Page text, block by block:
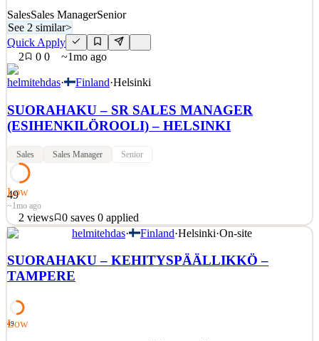
SalesSales ManagerSenior
See 2 similar>
Quick Apply
2
0 0 ~1mo ago
helmitehdas· Finland·Helsinki
SUORAHAKU – SR SALES MANAGER
(ESIHENKILÖROOLI) – HELSINKI
Sales Sales Manager Senior
49
Low
~1mo ago
2 views 0 saves 0 applied
SUORAHAKU – SR SALES MANAGER
(ESIHENKILÖROOLI) – HELSINKI SR Sales Manager
(esihenkilörooli) – Helsinki – Vakituinen työsuhdeMitä tehtävässä
menestyminen edellyttää:✤ Vankkaa kokemusta esihenkilötyöstä
laadukkaasta asiakaskokemuksesta ✤
helmitehdas· Finland·Helsinki·On-site
SUORAHAKU – KEHITYSPÄÄLLIKKÖ –
TAMPERE
49
Low